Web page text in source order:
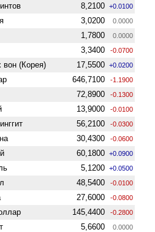
8,2100 +0.0100
3,0200 0.0000
1,7800 0.0000
3,3400 -0.0700
вон (Корея) 17,5500 +0.0200
646,7100 -1.1900
72,8900 -0.1300
13,9000 -0.0100
56,2100 -0.0300
30,4300 -0.0600
60,1800 +0.0900
5,1200 +0.0500
48,5400 -0.0100
27,6000 -0.0800
145,4400 -0.2800
5,6600 0.0000